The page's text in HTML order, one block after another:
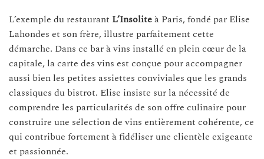
L’exemple du restaurant L’Insoliteà Paris, fondé par Elise
Lahondes et son frère, illustre parfaitement cette
démarche. Dans ce bar à vins installé en plein cœur de la
capitale, la carte des vins est conçue pour accompagner
aussi bien les petites assiettes conviviales que les grands
classiques du bistrot. Elise insiste sur la nécessité de
comprendre les particularités de son offre culinaire pour
construire une sélection de vins entièrement cohérente, ce
qui contribue fortement à fidéliser une clientèle exigeante
et passionnée.